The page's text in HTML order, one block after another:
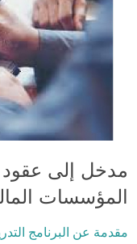
مدخل إلى عقود
المؤسسات
مقدمة عن البرنامج